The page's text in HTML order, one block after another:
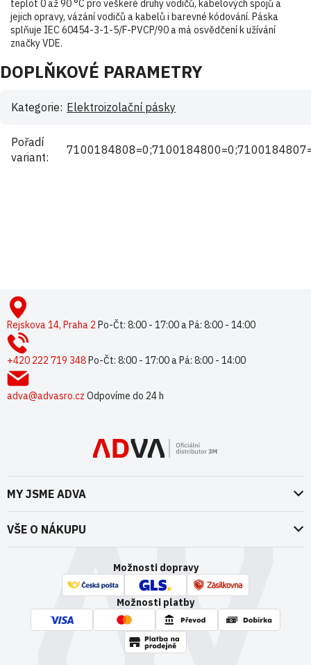
teplot 0 až 90 °C pro veškeré druhy vodičů, kabelových spojů a
jejich opravy, vázání vodičů a kabelů i barevné kódování. Páska
splňuje IEC 60454-3-1-5/F-PVCP/90 a má osvědčení k užívání
značky VDE.
DOPLŇKOVÉ PARAMETRY
Kategorie: Elektroizolační pásky
Pořadí
variant:
pRejskova 14, Praha 2 Po-Čt: 8:00 - 17:00 a Pá: 8:00 - 14:00
+420 222 719 348Po-Čt: 8:00 - 17:00 a Pá: 8:00 - 14:00
adva@advasro.cz Odpovíme do 24 h
MY JSME ADVA
O nás
Naše dokumenty
Nedržíme se zbytečně při zemi
Kontakty
VŠE O NÁKUPU
VOP pro spotřebitele - fyzické osoby
VOP pro nakupující podnikatele
VOP Letectví / GT&C Aerospace
Možnosti dopravy
Možnosti platby